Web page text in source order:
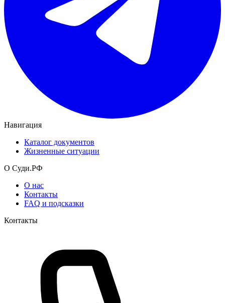
Навигация
Каталог документов
Жизненные ситуации
О Суди.РФ
О нас
Контакты
FAQ и подсказки
Контакты